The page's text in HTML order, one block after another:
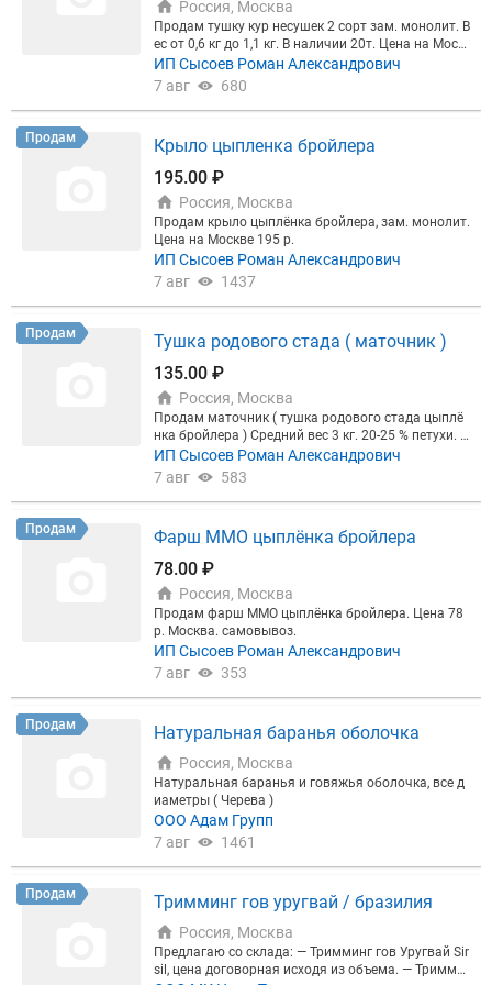
ывается отдельно и зависит от веса, объёма, горо
да назначения и выбранного способа перевозки.
Перед отправкой товар упаковывается так, чтоб
ы сохранить внешний вид, маркировку и товарно
е состояние при транспортировке.
Россия, Москва
Продам тушку кур несушек 2 сорт зам. монолит. В
ес от 0,6 кг до 1,1 кг. В наличии 20т. Цена на Моск
ве 50 р.
ИП Сысоев Роман Александрович
7 авг
680
Продам
Крыло цыпленка бройлера
195.00 ₽
Россия, Москва
Продам крыло цыплёнка бройлера, зам. монолит.
Цена на Москве 195 р.
ИП Сысоев Роман Александрович
7 авг
1437
Продам
Тушка родового стада ( маточник )
135.00 ₽
Россия, Москва
Продам маточник ( тушка родового стада цыплё
нка бройлера ) Средний вес 3 кг. 20-25 % петухи. Ц
ена 135р. Самовывоз Москва.
ИП Сысоев Роман Александрович
7 авг
583
Продам
Фарш ММО цыплёнка бройлера
78.00 ₽
Россия, Москва
Продам фарш ММО цыплёнка бройлера. Цена 78
р. Москва. самовывоз.
ИП Сысоев Роман Александрович
7 авг
353
Продам Натуральная баранья оболочка
Россия, Москва
Натуральная баранья и говяжья оболочка, все д
иаметры ( Черева )
ООО Адам Групп
7 авг
1461
Продам Тримминг гов уругвай / бразилия
Россия, Москва
Предлагаю со склада: — Тримминг гов Уругвай Sir
sil, цена договорная исходя из объема. — Тримми